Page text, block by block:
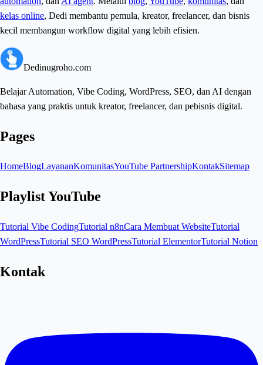
kelas online, Dedi membantu pemula, kreator, freelancer, dan bisnis
kecil membangun workflow digital yang lebih efisien.
Dedinugroho.com
Belajar Automation, Vibe Coding, WordPress, SEO, dan AI dengan
bahasa yang praktis untuk kreator, freelancer, dan pebisnis digital.
Pages
HomeBlogLayananKomunitasYouTube PartnershipKontakSitemap
Playlist YouTube
Tutorial Vibe CodingTutorial n8nCara Membuat WebsiteTutorial
WordPressTutorial SEO WordPressTutorial ElementorTutorial Notion
Kontak